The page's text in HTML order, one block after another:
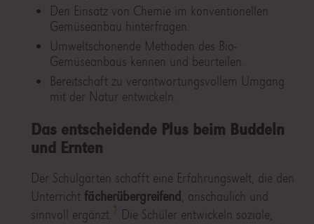
Den Einsatz von Chemie im konventionellen
Gemüseanbau hinterfragen.
Umweltschonende Methoden des Bio-
Gemüseanbaus kennen und beurteilen.
Bereitschaft zu verantwortungsvollem Umgang
mit der Natur entwickeln.
Das entscheidende Plus beim Buddeln
und Ernten
Der Schulgarten schafft eine Erfahrungswelt, die den
Unterricht fächerübergreifend , anschaulich und
sinnvoll ergänzt. 1 Die Schüler entwickeln soziale,